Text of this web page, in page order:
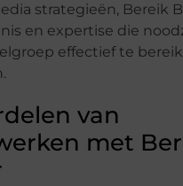
strategieën, Bereik
en expertise die
effectief te
van
met